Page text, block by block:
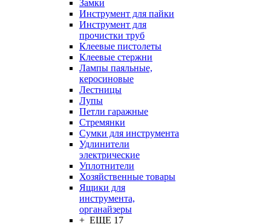
Замки
Инструмент для пайки
Инструмент для
прочистки труб
Клеевые пистолеты
Клеевые стержни
Лампы паяльные,
керосиновые
Лестницы
Лупы
Петли гаражные
Стремянки
Сумки для инструмента
Удлинители
электрические
Уплотнители
Хозяйственные товары
Ящики для
инструмента,
органайзеры
+ ЕЩЕ 17